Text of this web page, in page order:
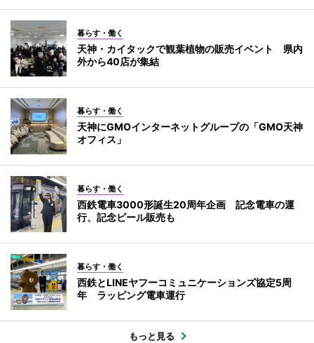
暮らす・働く
天神・カイタックで観葉植物の販売イベント 県内
外から40店が集結
暮らす・働く
天神にGMOインターネットグループの「GMO天神
オフィス」
暮らす・働く
西鉄電車3000形誕生20周年企画 記念電車の運
行、記念ビール販売も
暮らす・働く
西鉄とLINEヤフーコミュニケーションズ協定5周
年 ラッピング電車運行
もっと見る